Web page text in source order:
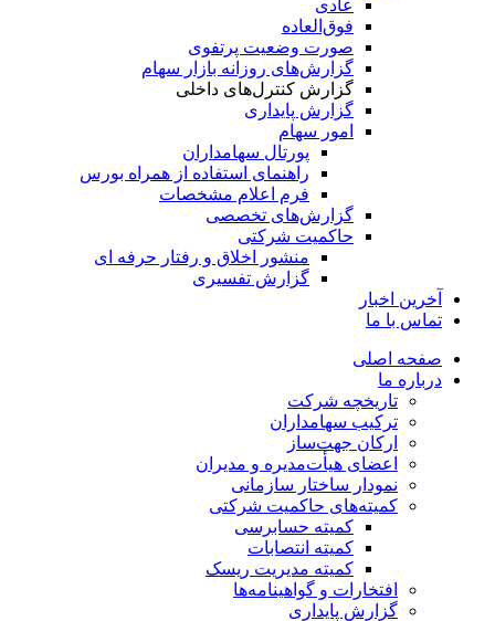
عادی
فوق‌العاده
صورت وضعیت پرتفوی
گزارش‌های روزانه بازار سهام
گزارش کنترل‌های داخلی
گزارش پایداری
امور سهام
پورتال سهامداران
راهنمای استفاده از همراه بورس
فرم اعلام مشخصات
گزارش‌های تخصصی
حاکمیت شرکتی
منشور اخلاق و رفتار حرفه­ ای
گزارش تفسیری
آخرین اخبار
تماس با ما
صفحه اصلی
درباره ما
تاریخچه شرکت
ترکیب سهامداران
ارکان جهت‌ساز
اعضای هیأت‌مدیره و مدیران
نمودار ساختار سازمانی
کمیته‌های حاکمیت شرکتی
کمیته حسابرسی
کمیته انتصابات
کمیته مدیریت ریسک
افتخارات و گواهینامه‌ها
گزارش پایداری